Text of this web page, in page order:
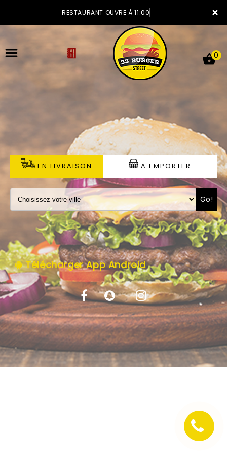
×
RESTAURANT OUVRE À 11:00
LA CARTE
VOTRE COMPTE
NOTRE RESTAURANT
VOS AVIS
MENTIONS LÉGALES
C.G.V
0
EN LIVRAISON A EMPORTER
Go!
Télécharger App Android